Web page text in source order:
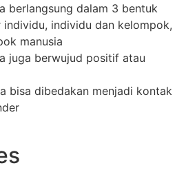
berlangsung dalam 3 bentuk
individu, individu dan kelompok,
manusia
juga berwujud positif atau
bisa dibedakan menjadi kontak